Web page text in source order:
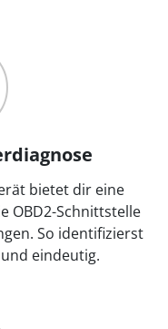
bietet dir eine
OBD2-Schnittstelle
So identifizierst
eindeutig.